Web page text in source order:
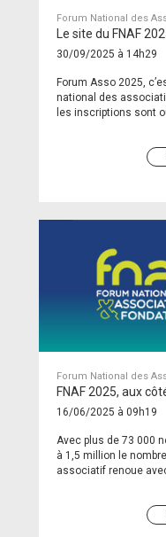
Forum National des
Le site du FNAF
30/09/2025 à 14h29
Forum Asso 2025,
national des
les inscriptions sont
Forum National des
FNAF 2025, aux
16/06/2025 à 09h19
Avec plus de 73 000
à 1,5 million le
associatif renoue